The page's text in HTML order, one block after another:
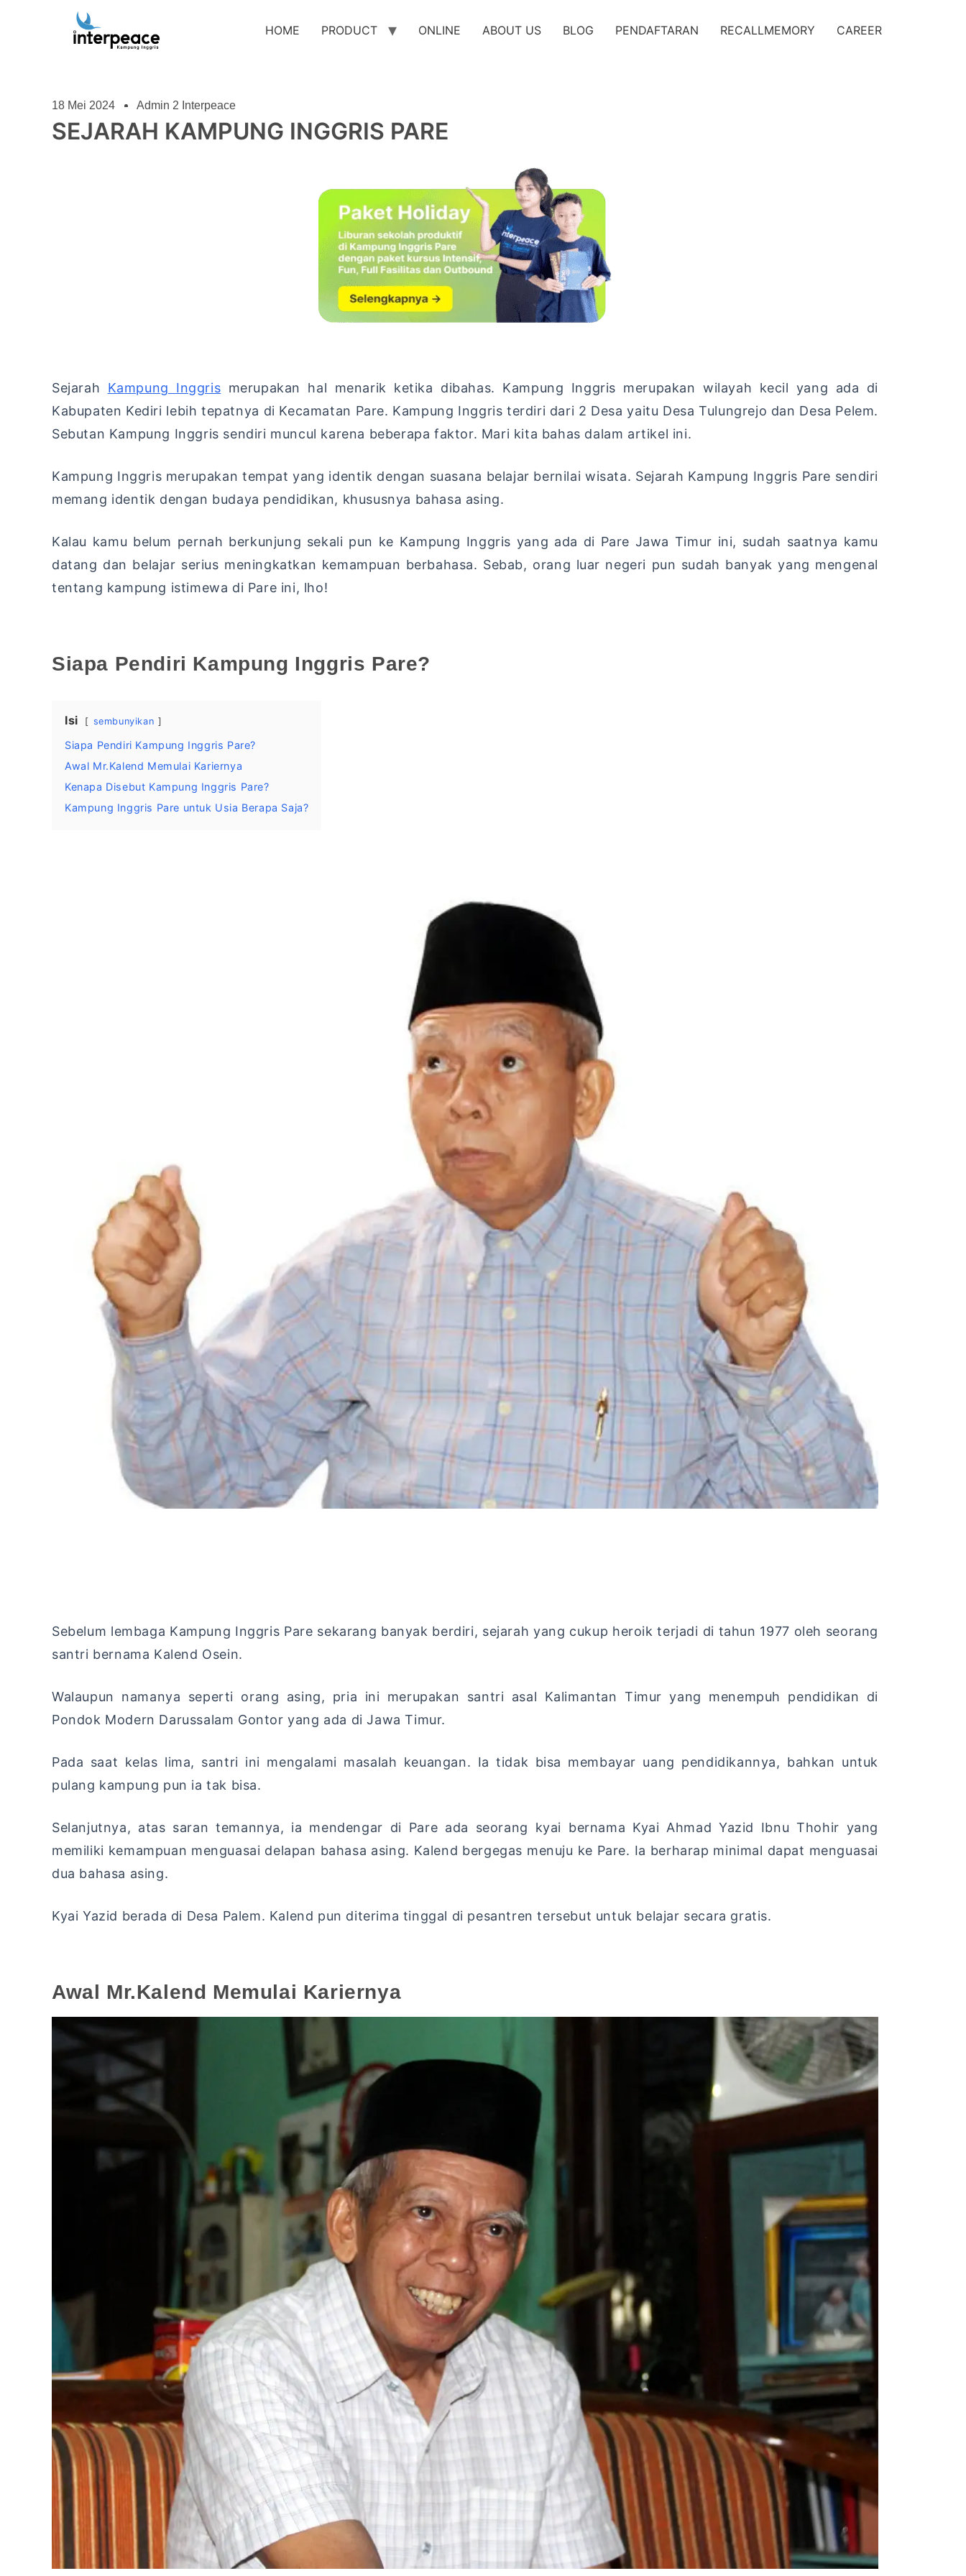
HOME PRODUCT ONLINE ABOUT US BLOG PENDAFTARAN RECALLMEMORY CAREER
18 Mei 2024 Admin 2 Interpeace
SEJARAH KAMPUNG INGGRIS PARE
Sejarah Kampung Inggris merupakan hal menarik ketika dibahas. Kampung Inggris merupakan wilayah kecil yang ada di
Kabupaten Kediri lebih tepatnya di Kecamatan Pare. Kampung Inggris terdiri dari 2 Desa yaitu Desa Tulungrejo dan Desa Pelem.
Sebutan Kampung Inggris sendiri muncul karena beberapa faktor. Mari kita bahas dalam artikel ini.
Kampung Inggris merupakan tempat yang identik dengan suasana belajar bernilai wisata. Sejarah Kampung Inggris Pare sendiri
memang identik dengan budaya pendidikan, khususnya bahasa asing.
Kalau kamu belum pernah berkunjung sekali pun ke Kampung Inggris yang ada di Pare Jawa Timur ini, sudah saatnya kamu
datang dan belajar serius meningkatkan kemampuan berbahasa. Sebab, orang luar negeri pun sudah banyak yang mengenal
tentang kampung istimewa di Pare ini, lho!
Siapa Pendiri Kampung Inggris Pare?
Isi sembunyikan
Siapa Pendiri Kampung Inggris Pare?
Awal Mr.Kalend Memulai Kariernya
Kenapa Disebut Kampung Inggris Pare?
Kampung Inggris Pare untuk Usia Berapa Saja?
Sebelum lembaga Kampung Inggris Pare sekarang banyak berdiri, sejarah yang cukup heroik terjadi di tahun 1977 oleh seorang
santri bernama Kalend Osein.
Walaupun namanya seperti orang asing, pria ini merupakan santri asal Kalimantan Timur yang menempuh pendidikan di
Pondok Modern Darussalam Gontor yang ada di Jawa Timur.
Pada saat kelas lima, santri ini mengalami masalah keuangan. Ia tidak bisa membayar uang pendidikannya, bahkan untuk
pulang kampung pun ia tak bisa.
Selanjutnya, atas saran temannya, ia mendengar di Pare ada seorang kyai bernama Kyai Ahmad Yazid Ibnu Thohir yang
memiliki kemampuan menguasai delapan bahasa asing. Kalend bergegas menuju ke Pare. Ia berharap minimal dapat menguasai
dua bahasa asing.
Kyai Yazid berada di Desa Palem. Kalend pun diterima tinggal di pesantren tersebut untuk belajar secara gratis.
Awal Mr.Kalend Memulai Kariernya